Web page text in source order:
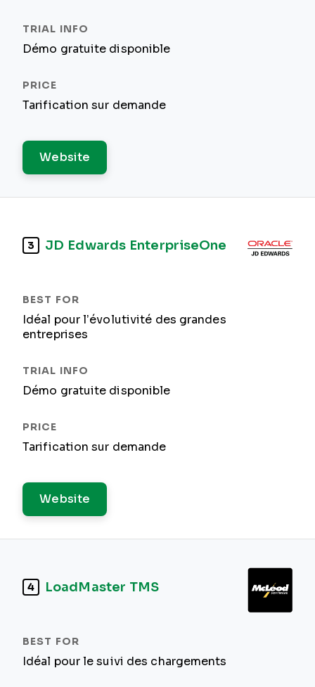
Démo gratuite disponible
Tarification sur demande
Website
3 JD Edwards EnterpriseOne
Idéal pour l’évolutivité des grandes
entreprises
Démo gratuite disponible
Tarification sur demande
Website
4 LoadMaster TMS
Idéal pour le suivi des chargements